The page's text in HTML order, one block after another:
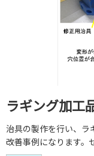
ラギング加工
治具の製作を行い、ラ
改善事例になります。